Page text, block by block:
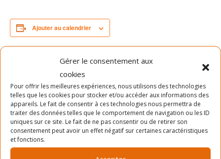
Gérer le consentement aux
cookies
Pour offrir les meilleures expériences, nous utilisons des technologies
telles que les cookies pour stocker et/ou accéder aux informations des
appareils. Le fait de consentir à ces technologies nous permettra de
traiter des données telles que le comportement de navigation ou les ID
uniques sur ce site. Le fait de ne pas consentir ou de retirer son
consentement peut avoir un effet négatif sur certaines caractéristiques
et fonctions.
Ajouter au calendrier
Date :
5 juillet 2024
Heure :
17h00 - 18h00
SLAB
Téléphone
514-903-7522
Voir le site Organisateur